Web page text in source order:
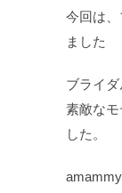
今回は
ました
ブライ
素敵な
した。